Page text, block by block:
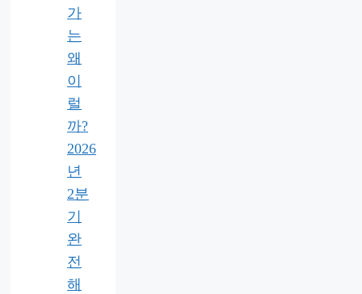
가
는
왜
이
럴
까?
2026
년
2분
기
완
전
해